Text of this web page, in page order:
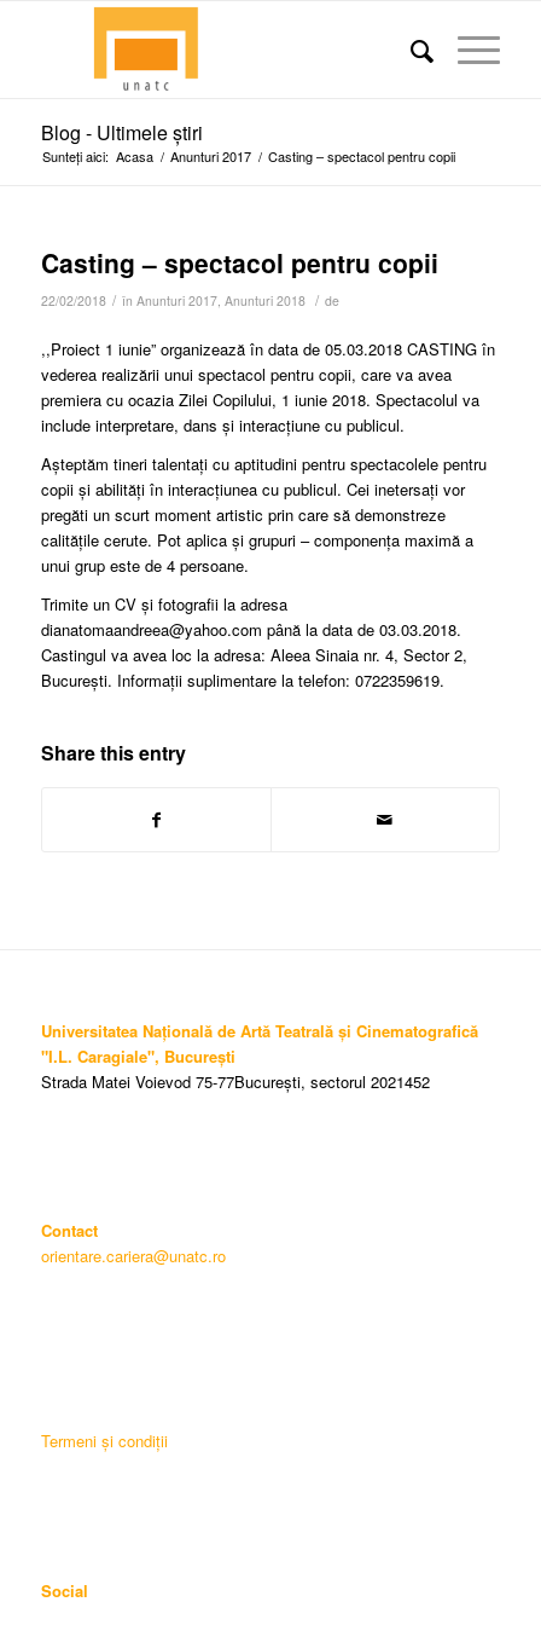
Blog - Ultimele știri
Sunteți aici: Acasa / Anunturi 2017 / Casting – spectacol pentru copii
Casting – spectacol pentru copii
22/02/2018 / în Anunturi 2017, Anunturi 2018 / de
,,Proiect 1 iunie” organizează în data de 05.03.2018 CASTING în
vederea realizării unui spectacol pentru copii, care va avea
premiera cu ocazia Zilei Copilului, 1 iunie 2018. Spectacolul va
include interpretare, dans și interacțiune cu publicul.
Așteptăm tineri talentați cu aptitudini pentru spectacolele pentru
copii și abilități în interacțiunea cu publicul. Cei inetersați vor
pregăti un scurt moment artistic prin care să demonstreze
calitățile cerute. Pot aplica și grupuri – componența maximă a
unui grup este de 4 persoane.
Trimite un CV și fotografii la adresa
dianatomaandreea@yahoo.com până la data de 03.03.2018.
Castingul va avea loc la adresa: Aleea Sinaia nr. 4, Sector 2,
București. Informații suplimentare la telefon: 0722359619.
Share this entry
Universitatea Națională de Artă Teatrală și Cinematografică
"I.L. Caragiale", București
Strada Matei Voievod 75-77București, sectorul 2021452
Contact
orientare.cariera@unatc.ro
Termeni și condiții
Social